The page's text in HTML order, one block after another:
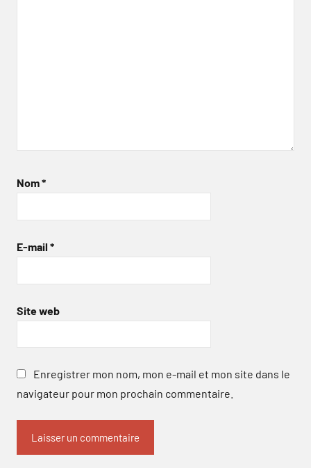
Nom*
E-mail *
Site web
Enregistrer mon nom, mon e-mail et mon site dans le
navigateur pour mon prochain commentaire.